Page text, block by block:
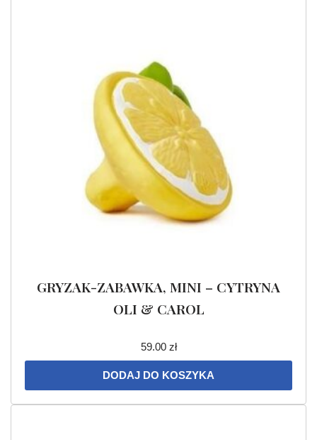
GRYZAK-ZABAWKA, MINI – CYTRYNA
OLI & CAROL
59.00 zł
DODAJ DO KOSZYKA